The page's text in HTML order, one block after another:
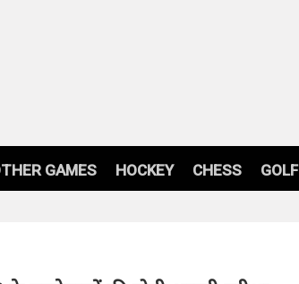
GAMES HOCKEY CHESS GOLF